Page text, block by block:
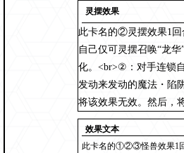
灵摆效果
此卡名的②灵摆效果1回
自己仅可灵摆召唤“龙
化。<br>②：对手连锁
发动来发动的魔法・陷
将该效果无效。然后，
效果文本
此卡名的①②③怪兽效果1回